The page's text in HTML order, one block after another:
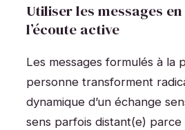
Utiliser les messages
l’écoute active
Les messages formulés à la
personne transforment
dynamique d’un échange
sens parfois distant(e) parce